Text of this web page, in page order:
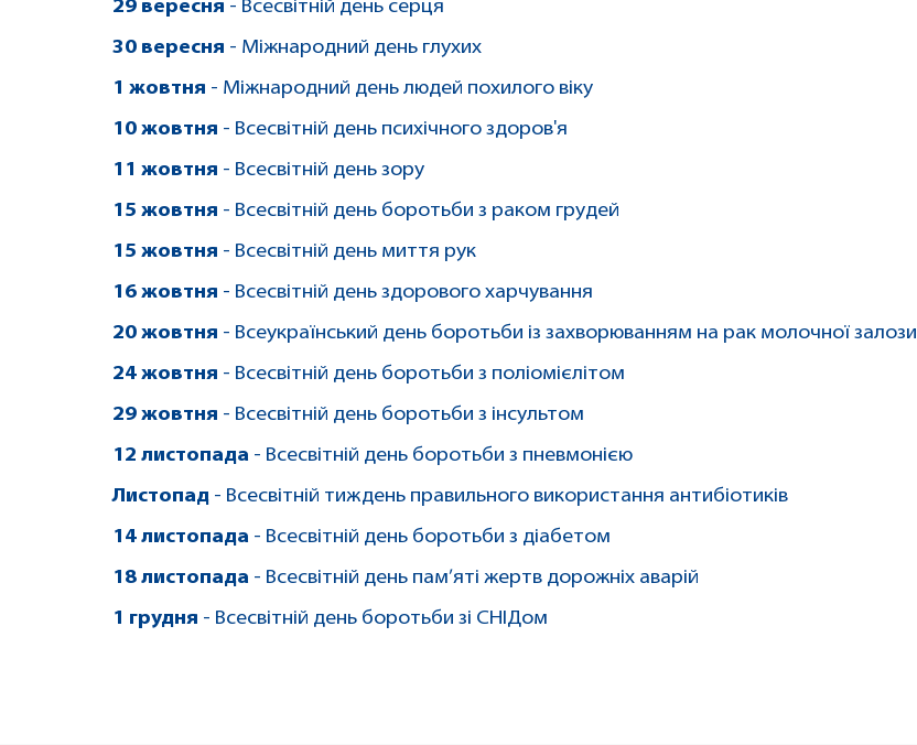
29 вересня - Всесвітній день серця
30 вересня - Міжнародний день глухих
1 жовтня - Міжнародний день людей похилого віку
10 жовтня - Всесвітній день психічного здоров'я
11 жовтня - Всесвітній день зору
15 жовтня - Всесвітній день боротьби з раком грудей
15 жовтня - Всесвітній день миття рук
16 жовтня - Всесвітній день здорового харчування
20 жовтня - Всеукраїнський день боротьби із захворюванням на рак молочної залози
24 жовтня - Всесвітній день боротьби з поліомієлітом
29 жовтня - Всесвітній день боротьби з інсультом
12 листопада - Всесвітній день боротьби з пневмонією
Листопад - Всесвітній тиждень правильного використання антибіотиків
14 листопада - Всесвітній день боротьби з діабетом
18 листопада - Всесвітній день пам’яті жертв дорожніх аварій
1 грудня - Всесвітній день боротьби зі СНІДом